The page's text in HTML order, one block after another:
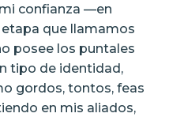
confianza —en
que llamamos
posee los puntales
tipo de identidad,
gordos, tontos, feas
en mis aliados,